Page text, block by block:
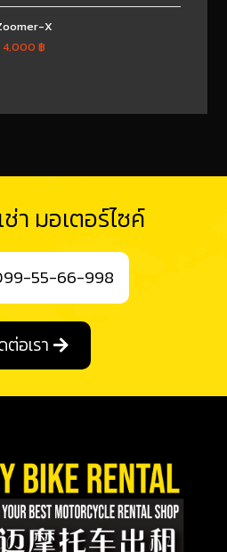
X
4,000฿
า มอเตอร์ไซค์
55-66-998
ต่อเรา